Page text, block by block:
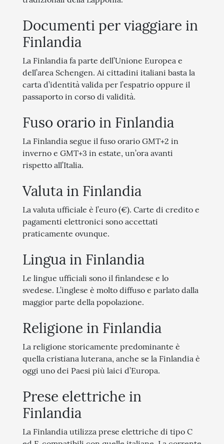
Documenti per viaggiare in
Finlandia
La Finlandia fa parte dell’Unione Europea e
dell’area Schengen. Ai cittadini italiani basta la
carta d’identità valida per l’espatrio oppure il
passaporto in corso di validità.
Fuso orario in Finlandia
La Finlandia segue il fuso orario GMT+2 in
inverno e GMT+3 in estate, un’ora avanti
rispetto all’Italia.
Valuta in Finlandia
La valuta ufficiale è l’euro (€). Carte di credito e
pagamenti elettronici sono accettati
praticamente ovunque.
Lingua in Finlandia
Le lingue ufficiali sono il finlandese e lo
svedese. L’inglese è molto diffuso e parlato dalla
maggior parte della popolazione.
Religione in Finlandia
La religione storicamente predominante è
quella cristiana luterana, anche se la Finlandia è
oggi uno dei Paesi più laici d’Europa.
Prese elettriche in
Finlandia
La Finlandia utilizza prese elettriche di tipo C